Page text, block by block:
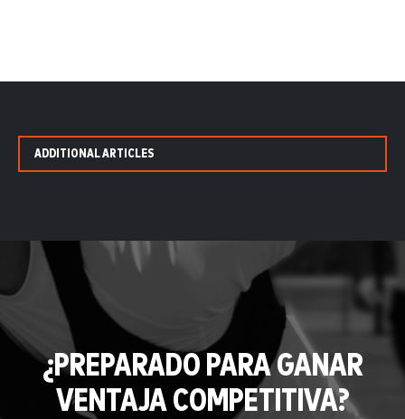
ADDITIONAL ARTICLES
¿PREPARADO PARA GANAR
VENTAJA COMPETITIVA?